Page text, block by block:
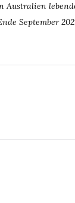
Australien
September